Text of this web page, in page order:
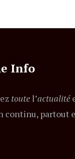
Info
toutel’actualité
continu, partout